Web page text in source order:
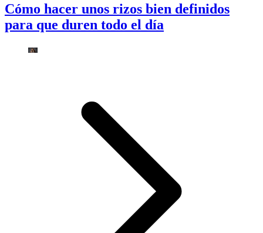
Cómo hacer unos rizos bien definidos
para que duren todo el día